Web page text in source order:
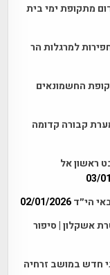
מתקופת ימי בית
למרגלות הר
החשמונאים
קבורה קדומה
ראשון אל
03/
הי״ד 02/01/2026
אשקלון | סיפור
חדש במושב זרחיה